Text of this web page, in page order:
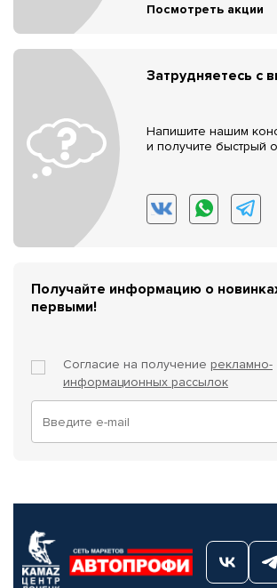
Посмотреть акции
Затрудняетесь с
Напишите нашим
и получите быстрый
Получайте информацию о
первыми!
Согласие на получение рекламно-
информационных рассылок